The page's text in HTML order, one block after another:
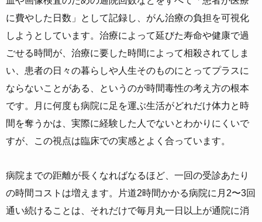
に費やした日数」として記録し、がん治療の負担を可視化
しようとしています。治療によって延びた寿命や健康で過
ごせる時間が、治療に要した時間によって相殺されてしま
い、患者の日々の暮らしや人生そのものにとってプラスに
ならないことがある、というのが時間毒性の考え方の根本
です。月に何度も病院に足を運ぶ生活がどれだけ体力と時
間を奪うかは、実際に経験した人でないとわかりにくいで
すが、この視点は臨床での実感とよく合っています。
病院までの距離が長くなればなるほど、一回の受診あたり
の時間コストは増えます。片道2時間かかる病院に月2〜3回
通い続けることは、それだけで毎月丸一日以上が通院に消